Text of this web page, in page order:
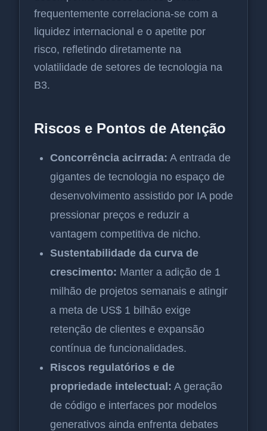
frequentemente correlaciona-se com a
liquidez internacional e o apetite por
risco, refletindo diretamente na
volatilidade de setores de tecnologia na
B3.
Riscos e Pontos de Atenção
Concorrência acirrada: A entrada de
gigantes de tecnologia no espaço de
desenvolvimento assistido por IA pode
pressionar preços e reduzir a
vantagem competitiva de nicho.
Sustentabilidade da curva de
crescimento: Manter a adição de 1
milhão de projetos semanais e atingir
a meta de US$ 1 bilhão exige
retenção de clientes e expansão
contínua de funcionalidades.
Riscos regulatórios e de
propriedade intelectual: A geração
de código e interfaces por modelos
generativos ainda enfrenta debates